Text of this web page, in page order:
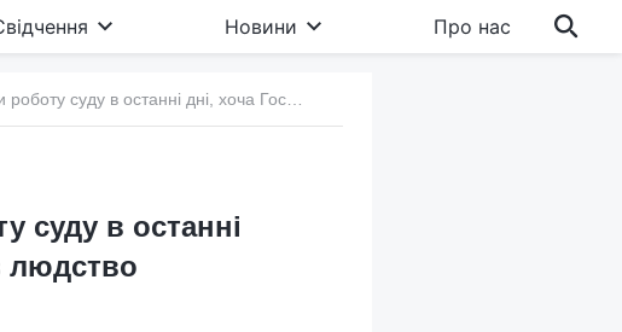
Новини Про нас
суду в останні
людство